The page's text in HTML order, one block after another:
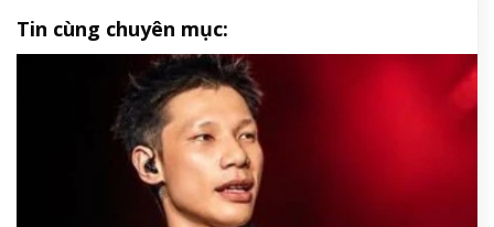
Tin cùng chuyên mục: